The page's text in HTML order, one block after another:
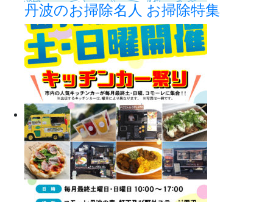
丹波のお掃除名人 お掃除特集